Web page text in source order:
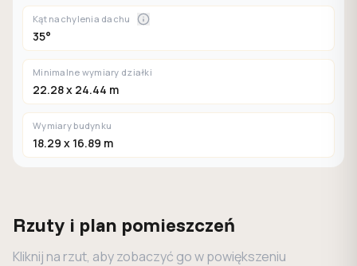
Kąt nachylenia dachu
35°
Minimalne wymiary działki
22.28 x 24.44 m
Wymiary budynku
18.29 x 16.89 m
Rzuty i plan pomieszczeń
Kliknij na rzut, aby zobaczyć go w powiększeniu